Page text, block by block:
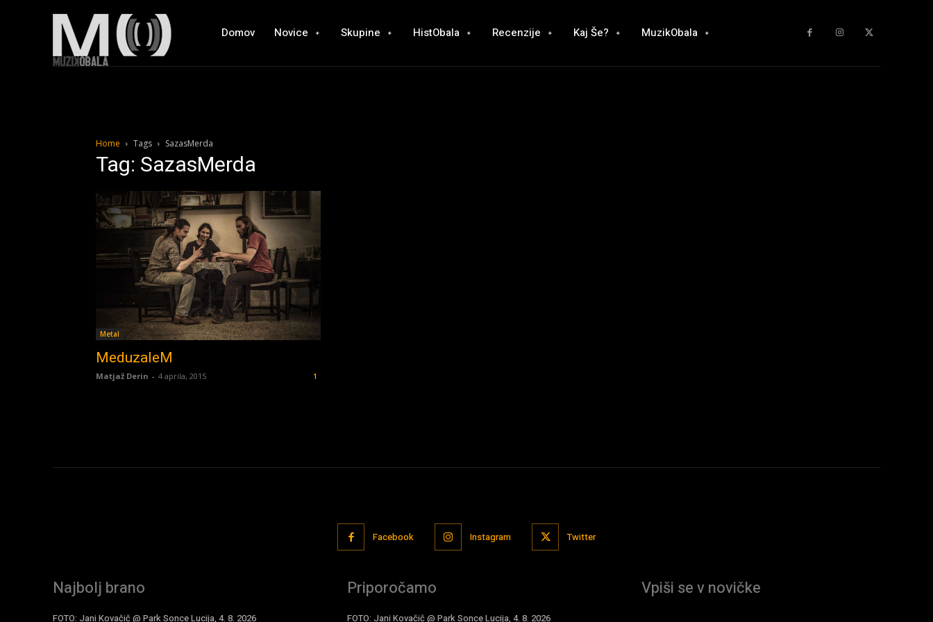
Domov Novice Skupine HistObala Recenzije Kaj Še? MuzikObala
Home Tags SazasMerda
Tag: SazasMerda
Metal
MeduzaleM
Matjaž Derin - 4 aprila, 2015 1
Facebook Instagram Twitter
Najbolj brano
FOTO: Jani Kovačič @ Park Sonce Lucija, 4. 8. 2026
Priporočamo
FOTO: Jani Kovačič @ Park Sonce Lucija, 4. 8. 2026
Vpiši se v novičke